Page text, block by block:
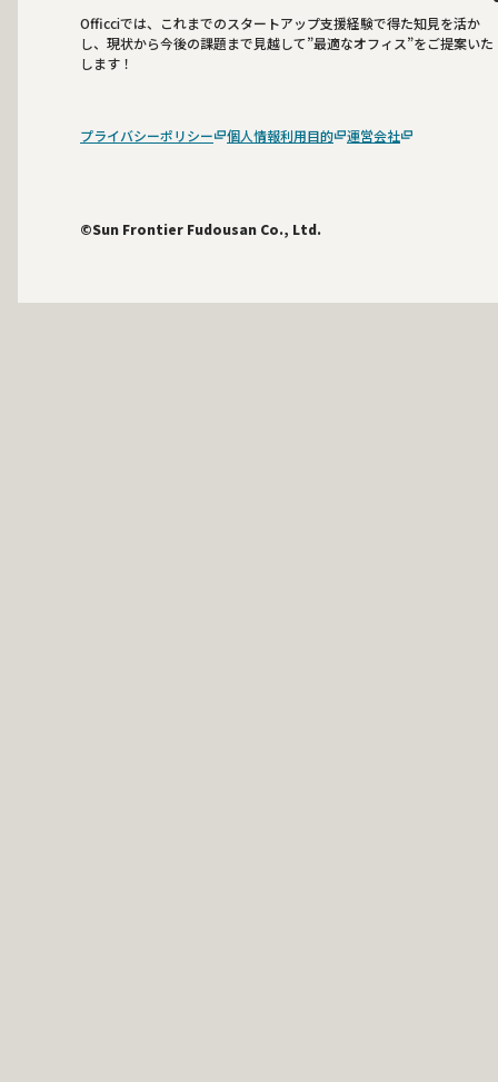
Officciでは、これまでのスタートアップ支援経験で得た知見を活か
し、現状から今後の課題まで見越して”最適なオフィス”をご提案いた
します！
プライバシーポリシー 個人情報利用目的 運営会社
©Sun Frontier Fudousan Co., Ltd.